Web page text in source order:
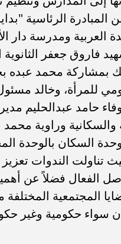
المبادرة الرئاسية
العربية ومدرسة دار
فاروق جعفر الثانوية
بمشاركة محمد
للمرأة، وخالد مسئول
وفاء حامد عبدالحليم
والسكانية وراوية
السكان بالوحدة
تناولت الندوات تعزيز
الفعال فضلاً عن
المجتمعية
سواء حكومية وغير